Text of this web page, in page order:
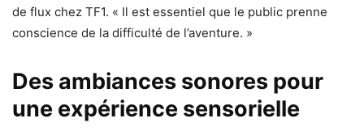
de flux chez TF1. « Il est essentiel que le public prenne
conscience de la difficulté de l’aventure. »
Des ambiances sonores pour
une expérience sensorielle